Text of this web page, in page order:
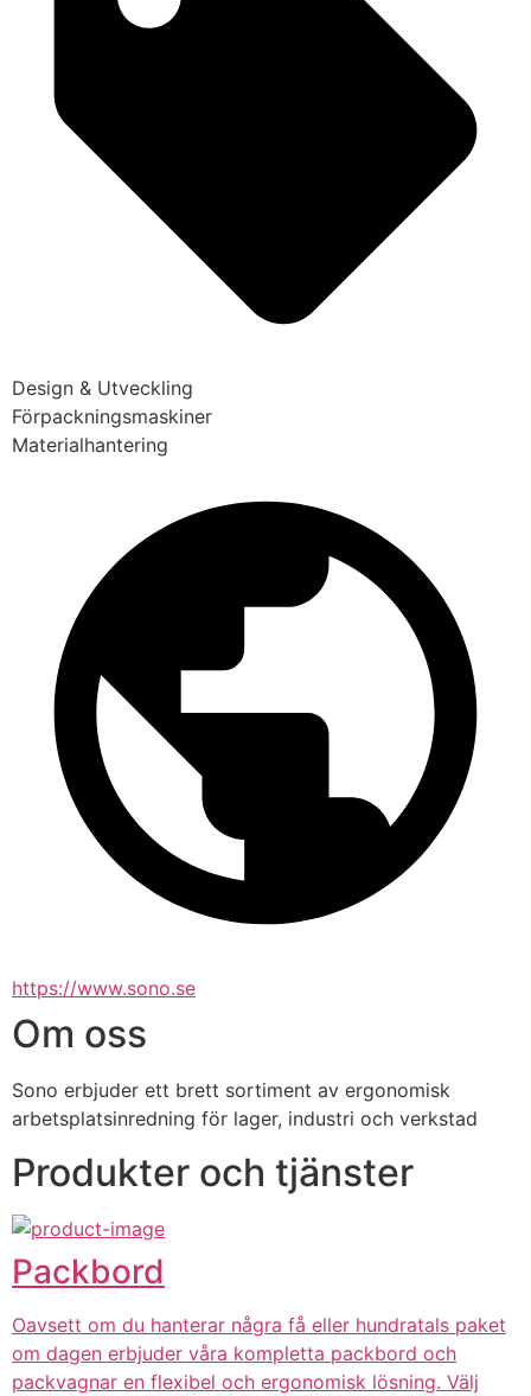
Design & Utveckling
Förpackningsmaskiner
Materialhantering
https://www.sono.se
Om oss
Sono erbjuder ett brett sortiment av ergonomisk
arbetsplatsinredning för lager, industri och verkstad
Produkter och tjänster
Packbord
Oavsett om du hanterar några få eller hundratals paket
om dagen erbjuder våra kompletta packbord och
packvagnar en flexibel och ergonomisk lösning. Välj